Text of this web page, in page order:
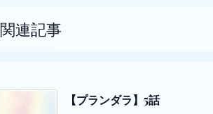
関連記事
【プランダラ】5話